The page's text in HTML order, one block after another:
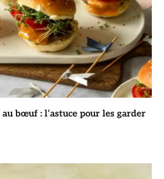
bœuf : l’astuce pour les garder